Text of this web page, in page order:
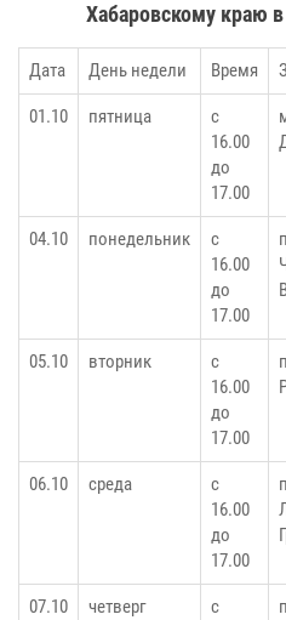
Хабаровскому краю
Дата День недели Время
01.10 пятница
с
16.00
до
17.00
04.10 понедельник
с
16.00
до
17.00
05.10 вторник
с
16.00
до
17.00
06.10 среда
с
16.00
до
17.00
07.10 четверг
с